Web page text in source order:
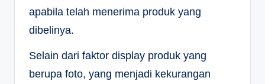
apabila telah menerima produk yang
dibelinya.
Selain dari faktor display produk yang
berupa foto, yang menjadi kekurangan